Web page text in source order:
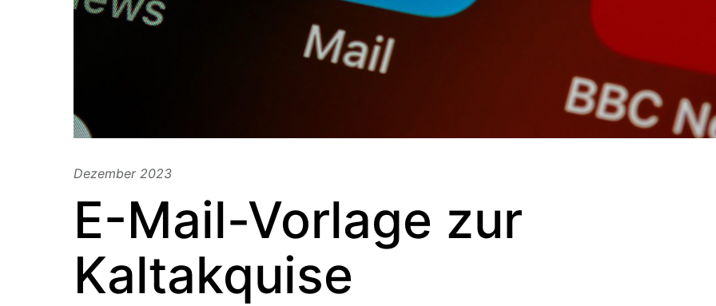
Dezember 2023
E-Mail-Vorlage zur
Kaltakquise